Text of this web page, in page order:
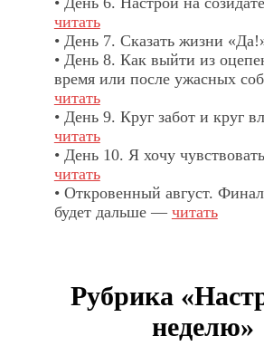
читать
• День 7. Сказать жизни
• День 8. Как выйти из
время или после ужасных
читать
• День 9. Круг забот и круг
читать
• День 10. Я хочу
читать
• Откровенный август.
будет дальше — читать
Рубрика
неделю»